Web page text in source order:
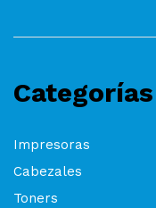
Categorías
Impresoras
Cabezales
Toners